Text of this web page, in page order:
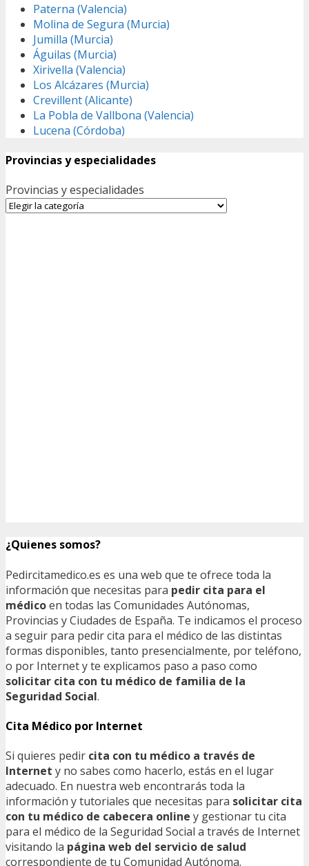
Paterna (Valencia)
Molina de Segura (Murcia)
Jumilla (Murcia)
Águilas (Murcia)
Xirivella (Valencia)
Los Alcázares (Murcia)
Crevillent (Alicante)
La Pobla de Vallbona (Valencia)
Lucena (Córdoba)
Provincias y especialidades
Provincias y especialidades
¿Quienes somos?
Pedircitamedico.es es una web que te ofrece toda la
información que necesitas para pedir cita para el
médicoen todas las Comunidades Autónomas,
Provincias y Ciudades de España. Te indicamos el proceso
a seguir para pedir cita para el médico de las distintas
formas disponibles, tanto presencialmente, por teléfono,
o por Internet y te explicamos paso a paso como
solicitar cita con tu médico de familia de la
Seguridad Social.
Cita Médico por Internet
Si quieres pedir cita con tu médico a través de
Internet y no sabes como hacerlo, estás en el lugar
adecuado. En nuestra web encontrarás toda la
información y tutoriales que necesitas para solicitar cita
con tu médico de cabecera online y gestionar tu cita
para el médico de la Seguridad Social a través de Internet
visitando la página web del servicio de salud
correspondiente de tu Comunidad Autónoma.